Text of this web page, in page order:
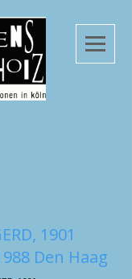
1901
Den Haag